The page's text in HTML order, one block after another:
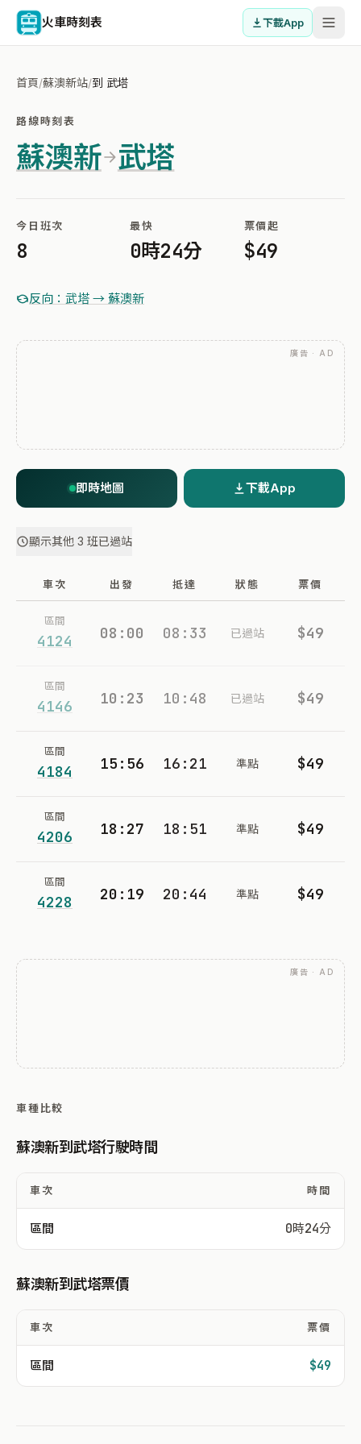
火車時刻表 下載App
首頁/蘇澳新站/到 武塔
路線時刻表
蘇澳新 武塔
今日班次
8
最快
0時24分
票價起
$49
反向：武塔 → 蘇澳新
廣告 · AD
即時地圖 下載App
顯示其他 3 班已過站
車次 出發 抵達 狀態 票價
區間
4124 08:00 08:33 已過站 $49
區間
4146 10:23 10:48 已過站 $49
區間
4184 15:56 16:21 準點 $49
區間
4206 18:27 18:51 準點 $49
區間
4228 20:19 20:44 準點 $49
廣告 · AD
車種比較
蘇澳新到武塔行駛時間
車次 時間
區間 0時24分
蘇澳新到武塔票價
車次 票價
區間 $49